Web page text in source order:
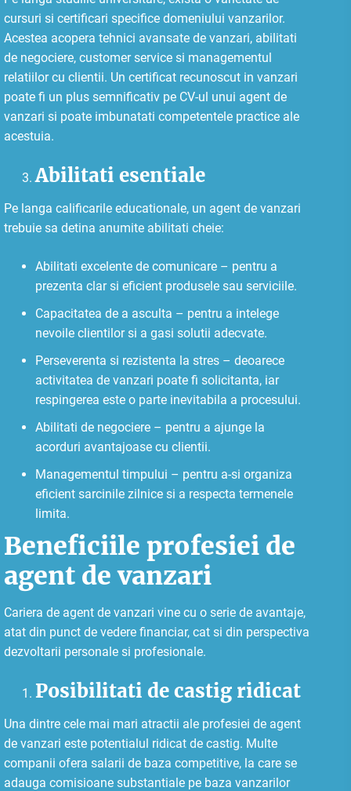
cursuri si certificari specifice domeniului vanzarilor.
Acestea acopera tehnici avansate de vanzari, abilitati
de negociere, customer service si managementul
relatiilor cu clientii. Un certificat recunoscut in vanzari
poate fi un plus semnificativ pe CV-ul unui agent de
vanzari si poate imbunatati competentele practice ale
acestuia.
Abilitati esentiale
Pe langa calificarile educationale, un agent de vanzari
trebuie sa detina anumite abilitati cheie:
Abilitati excelente de comunicare – pentru a
prezenta clar si eficient produsele sau serviciile.
Capacitatea de a asculta – pentru a intelege
nevoile clientilor si a gasi solutii adecvate.
Perseverenta si rezistenta la stres – deoarece
activitatea de vanzari poate fi solicitanta, iar
respingerea este o parte inevitabila a procesului.
Abilitati de negociere – pentru a ajunge la
acorduri avantajoase cu clientii.
Managementul timpului – pentru a-si organiza
eficient sarcinile zilnice si a respecta termenele
limita.
Beneficiile profesiei de
agent de vanzari
Cariera de agent de vanzari vine cu o serie de avantaje,
atat din punct de vedere financiar, cat si din perspectiva
dezvoltarii personale si profesionale.
Posibilitati de castig ridicat
Una dintre cele mai mari atractii ale profesiei de agent
de vanzari este potentialul ridicat de castig. Multe
companii ofera salarii de baza competitive, la care se
adauga comisioane substantiale pe baza vanzarilor